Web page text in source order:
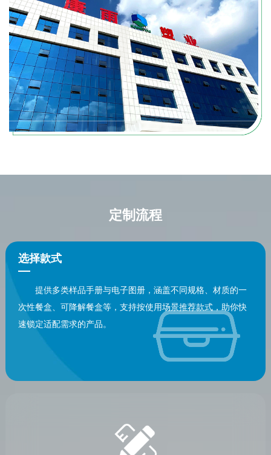
定制流程
选择款式
Style
选择款式
提供多类样品手册与电子图册，涵盖不同规格、材质的一
次性餐盒、可降解餐盒等，支持按使用场景推荐款式，助你快
速锁定适配需求的产品。